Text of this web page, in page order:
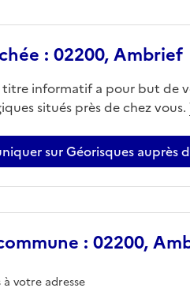
: 02200, Ambrief
informatif a pour but de
situés près de chez vous.
sur Géorisques auprès
: 02200,
votre adresse